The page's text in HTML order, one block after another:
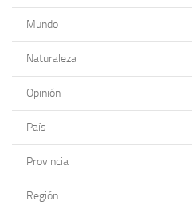
Mundo
Naturaleza
Opinión
País
Provincia
Región